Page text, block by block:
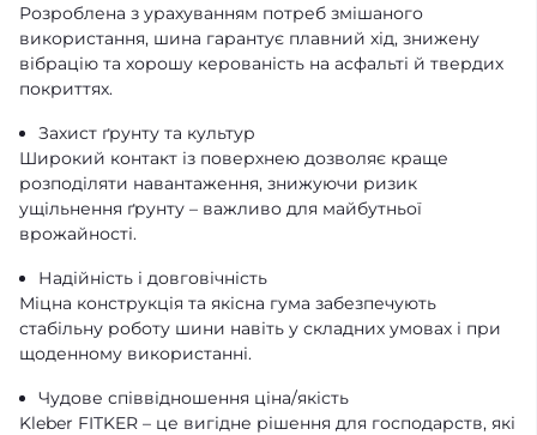
Розроблена з урахуванням потреб змішаного
використання, шина гарантує плавний хід, знижену
вібрацію та хорошу керованість на асфальті й твердих
покриттях.
Захист ґрунту та культур
Широкий контакт із поверхнею дозволяє краще
розподіляти навантаження, знижуючи ризик
ущільнення ґрунту – важливо для майбутньої
врожайності.
Надійність і довговічність
Міцна конструкція та якісна гума забезпечують
стабільну роботу шини навіть у складних умовах і при
щоденному використанні.
Чудове співвідношення ціна/якість
Kleber FITKER – це вигідне рішення для господарств, які